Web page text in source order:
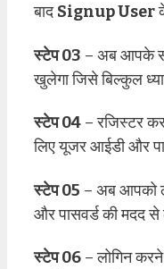
बादSignup User
स्टेप 03 – अब आपके
खुलेगा जिसे बिल्कुल
स्टेप 04 – रजिस्टर
लिए यूजर आईडी और
स्टेप 05 – अब आपको
और पासवर्ड की मदद से
स्टेप 06 – लोगिन